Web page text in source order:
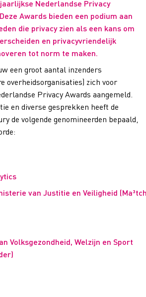
Nederlandse Privacy
Awards bieden een podium aan
die privacy zien als een kans om
en privacyvriendelijk
tot norm te maken.
een groot aantal inzenders
overheidsorganisaties) zich voor
Privacy Awards aangemeld.
en diverse gesprekken heeft de
de volgende genomineerden bepaald,
van Justitie en Veiligheid
Volksgezondheid, Welzijn en Sport